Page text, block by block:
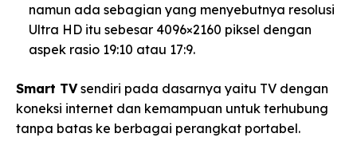
namun ada sebagian yang menyebutnya resolusi
Ultra HD itu sebesar 4096×2160 piksel dengan
aspek rasio 19:10 atau 17:9.
Smart TVsendiri pada dasarnya yaitu TV dengan
koneksi internet dan kemampuan untuk terhubung
tanpa batas ke berbagai perangkat portabel.